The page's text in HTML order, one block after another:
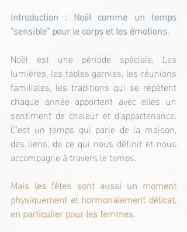
Introduction : Noël comme un temps
“sensible” pour le corps et les émotions.
Noël est une période spéciale. Les
lumières, les tables garnies, les réunions
familiales, les traditions qui se répètent
chaque année apportent avec elles un
sentiment de chaleur et d'appartenance.
C'est un temps qui parle de la maison,
des liens, de ce qui nous définit et nous
accompagne à travers le temps.
Mais les fêtes sont aussi un moment
physiquement et hormonalement délicat,
en particulier pour les femmes.